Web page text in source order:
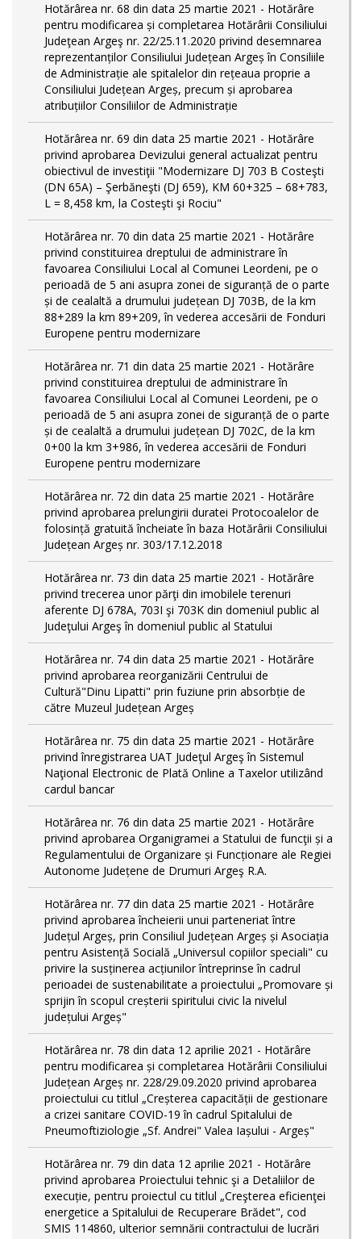
Hotărârea nr. 68 din data 25 martie 2021 - Hotărâre
pentru modificarea și completarea Hotărârii Consiliului
Judeţean Argeş nr. 22/25.11.2020 privind desemnarea
reprezentanților Consiliului Județean Argeș în Consiliile
de Administrație ale spitalelor din rețeaua proprie a
Consiliului Județean Argeș, precum și aprobarea
atribuțiilor Consiliilor de Administrație
Hotărârea nr. 69 din data 25 martie 2021 - Hotărâre
privind aprobarea Devizului general actualizat pentru
obiectivul de investiţii "Modernizare DJ 703 B Costeşti
(DN 65A) – Şerbăneşti (DJ 659), KM 60+325 – 68+783,
L = 8,458 km, la Costeşti şi Rociu"
Hotărârea nr. 70 din data 25 martie 2021 - Hotărâre
privind constituirea dreptului de administrare în
favoarea Consiliului Local al Comunei Leordeni, pe o
perioadă de 5 ani asupra zonei de siguranță de o parte
și de cealaltă a drumului județean DJ 703B, de la km
88+289 la km 89+209, în vederea accesării de Fonduri
Europene pentru modernizare
Hotărârea nr. 71 din data 25 martie 2021 - Hotărâre
privind constituirea dreptului de administrare în
favoarea Consiliului Local al Comunei Leordeni, pe o
perioadă de 5 ani asupra zonei de siguranță de o parte
și de cealaltă a drumului județean DJ 702C, de la km
0+00 la km 3+986, în vederea accesării de Fonduri
Europene pentru modernizare
Hotărârea nr. 72 din data 25 martie 2021 - Hotărâre
privind aprobarea prelungirii duratei Protocoalelor de
folosință gratuită încheiate în baza Hotărârii Consiliului
Județean Argeș nr. 303/17.12.2018
Hotărârea nr. 73 din data 25 martie 2021 - Hotărâre
privind trecerea unor părţi din imobilele terenuri
aferente DJ 678A, 703I şi 703K din domeniul public al
Judeţului Argeş în domeniul public al Statului
Hotărârea nr. 74 din data 25 martie 2021 - Hotărâre
privind aprobarea reorganizării Centrului de
Cultură"Dinu Lipatti" prin fuziune prin absorbție de
către Muzeul Județean Argeș
Hotărârea nr. 75 din data 25 martie 2021 - Hotărâre
privind înregistrarea UAT Judeţul Argeş în Sistemul
Naţional Electronic de Plată Online a Taxelor utilizând
cardul bancar
Hotărârea nr. 76 din data 25 martie 2021 - Hotărâre
privind aprobarea Organigramei a Statului de funcţii și a
Regulamentului de Organizare și Funcționare ale Regiei
Autonome Județene de Drumuri Argeş R.A.
Hotărârea nr. 77 din data 25 martie 2021 - Hotărâre
privind aprobarea încheierii unui parteneriat între
Județul Argeș, prin Consiliul Județean Argeș și Asociația
pentru Asistență Socială „Universul copiilor speciali" cu
privire la susținerea acțiunilor întreprinse în cadrul
perioadei de sustenabilitate a proiectului „Promovare și
sprijin în scopul creșterii spiritului civic la nivelul
județului Argeș"
Hotărârea nr. 78 din data 12 aprilie 2021 - Hotărâre
pentru modificarea și completarea Hotărârii Consiliului
Județean Argeș nr. 228/29.09.2020 privind aprobarea
proiectului cu titlul „Creșterea capacității de gestionare
a crizei sanitare COVID-19 în cadrul Spitalului de
Pneumoftiziologie „Sf. Andrei" Valea Iașului - Argeș"
Hotărârea nr. 79 din data 12 aprilie 2021 - Hotărâre
privind aprobarea Proiectului tehnic şi a Detaliilor de
execuție, pentru proiectul cu titlul „Creşterea eficienţei
energetice a Spitalului de Recuperare Brădet", cod
SMIS 114860, ulterior semnării contractului de lucrări